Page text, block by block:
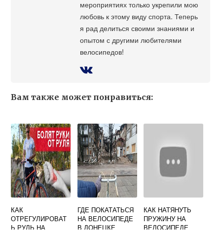
мероприятиях только укрепили мою
любовь к этому виду спорта. Теперь
я рад делиться своими знаниями и
опытом с другими любителями
велосипедов!
Вам также может понравиться:
КАК
ОТРЕГУЛИРОВАТ
Ь РУЛЬ НА
ГДЕ ПОКАТАТЬСЯ
НА ВЕЛОСИПЕДЕ
В ДОНЕЦКЕ
КАК НАТЯНУТЬ
ПРУЖИНУ НА
ВЕЛОСИПЕДЕ